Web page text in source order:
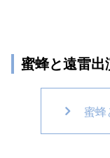
蜜蜂と遠雷出
蜜蜂